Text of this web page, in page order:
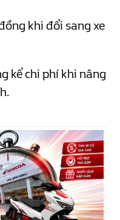
khi đổi sang xe
kể chi phí khi nâng